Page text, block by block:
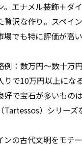
。エナメル装飾＋ダ
な作り。スペイン
場でも特に評価が高
：数万円〜数十万
りで10万円以上にな
宝石が多いものは
）シリーズ
の古代文明をモチ